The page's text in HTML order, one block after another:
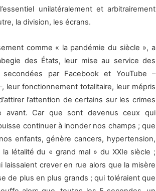
unilatéralement et arbitrairement
la division, les écrans.
comme « la pandémie du siècle », a
des États, leur mise au service des
par Facebook et YouTube –
leur fonctionnement totalitaire, leur mépris
l’attention de certains sur les crimes
avant. Car que sont devenus ceux qui
continuer à inonder nos champs ; que
enfants, génère cancers, hypertension,
létalité du « grand mal » du XXIe siècle ;
crever en rue alors que la misère
de plus en plus grands ; qui toléraient que